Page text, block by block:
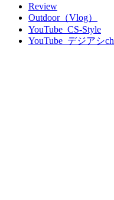
Review
Outdoor（Vlog）
YouTube_CS-Style
YouTube_デジアシch